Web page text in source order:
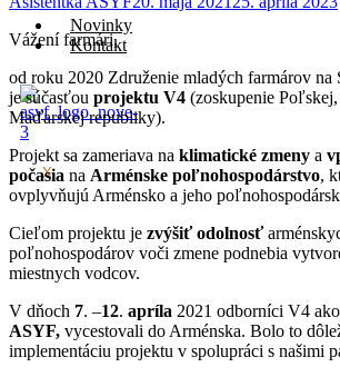
Novinky
Kontakt
X
Vážení farmári,
od roku 2020 Združenie mladých farmárov
je súčasťou projektu V4 (zoskupenie
Maďarskej republiky).
Projekt sa zameriava na klimatické zmeny a
počasia na Arménske poľnohospodárstvo,
ovplyvňujú Arménsko a jeho
Cieľom projektu je zvýšiť odolnosť
poľnohospodárov voči zmene podnebia
miestnych vodcov.
V dňoch 7. –12. apríla 2021 odborníci V4
ASYF, vycestovali do Arménska. Bolo to
implementáciu projektu v spolupráci s našimi